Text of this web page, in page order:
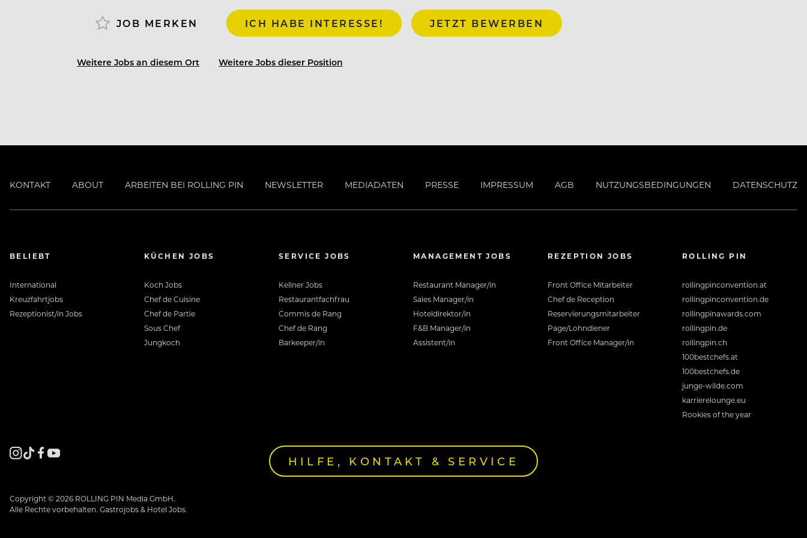
Unser Credo einfach-gut, spiegelt sich in unseren Gerichten wieder sowie in der
Gestaltung der Speisekarte und Weinkarte.Das renovierte Restaurant bietet Platz
Im Restaurant Rössli steht Qualität im Fokus. Gekocht wird mit authentischen
unserem Gusto präsentiert.So erhalten Klassiker, wie Forellen, Wienerschnitzel oder
JOB MERKEN ICH HABE INTERESSE! JETZT BEWERBEN
Weitere Jobs an diesem Ort Weitere Jobs dieser Position
KONTAKT ABOUT ARBEITEN BEI ROLLING PIN NEWSLETTER MEDIADATEN PRESSE IMPRESSUM AGB NUTZUNGSBEDINGUNGEN DATENSCHUTZ
BELIEBT
International
Kreuzfahrtjobs
Rezeptionist/in Jobs
KÜCHEN JOBS
Koch Jobs
Chef de Cuisine
Chef de Partie
Sous Chef
Jungkoch
SERVICE JOBS
Kellner Jobs
Restaurantfachfrau
Commis de Rang
Chef de Rang
Barkeeper/in
MANAGEMENT JOBS
Restaurant Manager/in
Sales Manager/in
Hoteldirektor/in
F&B Manager/in
Assistent/in
REZEPTION JOBS
Front Office Mitarbeiter
Chef de Reception
Reservierungsmitarbeiter
Page/Lohndiener
Front Office Manager/in
ROLLING PIN
rollingpinconvention.at
rollingpinconvention.de
rollingpinawards.com
rollingpin.de
rollingpin.ch
100bestchefs.at
100bestchefs.de
junge-wilde.com
karrierelounge.eu
Rookies of the year
HILFE, KONTAKT & SERVICE
Copyright © 2026 ROLLING PIN Media GmbH.
Alle Rechte vorbehalten. Gastrojobs & Hotel Jobs.